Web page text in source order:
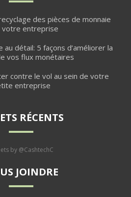
des pièces de monnaie
votre entreprise
détail: 5 façons d’améliorer la
vos flux monétaires
contre le vol au sein de votre
entreprise
RÉCENTS
by @CashtechC
JOINDRE